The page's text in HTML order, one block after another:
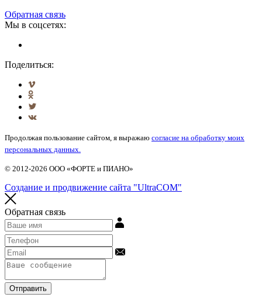
Обратная связь
Мы в соцсетях:
Поделиться:
Продолжая пользование сайтом, я выражаю согласие на обработку моих
персональных данных.
© 2012-2026 ООО «ФОРТЕ и ПИАНО»
Создание и продвижение сайта "UltraCOM"
Обратная связь
Отправить